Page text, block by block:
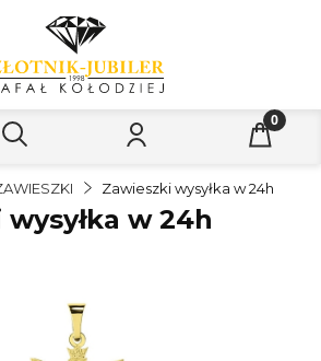
Zawieszki wysyłka w 24h
w 24h